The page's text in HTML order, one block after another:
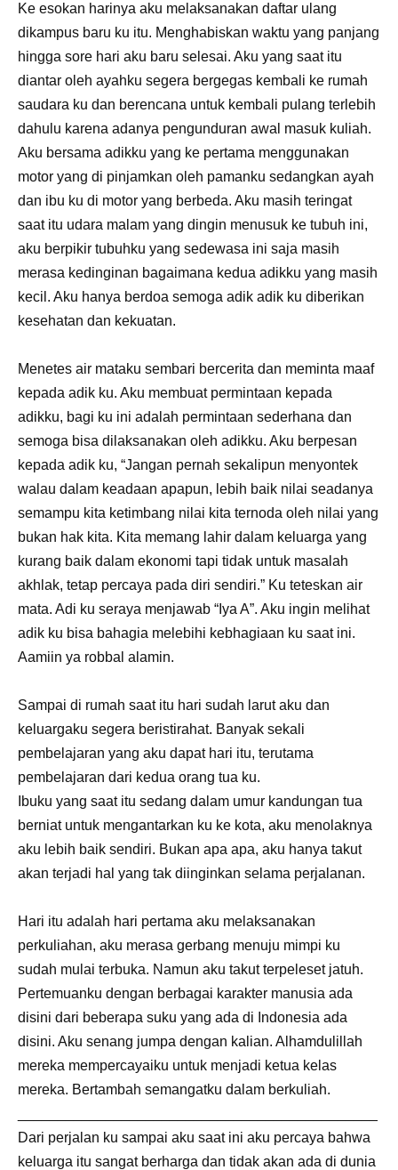
Ke esokan harinya aku melaksanakan daftar ulang
dikampus baru ku itu. Menghabiskan waktu yang panjang
hingga sore hari aku baru selesai. Aku yang saat itu
diantar oleh ayahku segera bergegas kembali ke rumah
saudara ku dan berencana untuk kembali pulang terlebih
dahulu karena adanya pengunduran awal masuk kuliah.
Aku bersama adikku yang ke pertama menggunakan
motor yang di pinjamkan oleh pamanku sedangkan ayah
dan ibu ku di motor yang berbeda. Aku masih teringat
saat itu udara malam yang dingin menusuk ke tubuh ini,
aku berpikir tubuhku yang sedewasa ini saja masih
merasa kedinginan bagaimana kedua adikku yang masih
kecil. Aku hanya berdoa semoga adik adik ku diberikan
kesehatan dan kekuatan.
Menetes air mataku sembari bercerita dan meminta maaf
kepada adik ku. Aku membuat permintaan kepada
adikku, bagi ku ini adalah permintaan sederhana dan
semoga bisa dilaksanakan oleh adikku. Aku berpesan
kepada adik ku, “Jangan pernah sekalipun menyontek
walau dalam keadaan apapun, lebih baik nilai seadanya
semampu kita ketimbang nilai kita ternoda oleh nilai yang
bukan hak kita. Kita memang lahir dalam keluarga yang
kurang baik dalam ekonomi tapi tidak untuk masalah
akhlak, tetap percaya pada diri sendiri.” Ku teteskan air
mata. Adi ku seraya menjawab “Iya A”. Aku ingin melihat
adik ku bisa bahagia melebihi kebhagiaan ku saat ini.
Aamiin ya robbal alamin.
Sampai di rumah saat itu hari sudah larut aku dan
keluargaku segera beristirahat. Banyak sekali
pembelajaran yang aku dapat hari itu, terutama
pembelajaran dari kedua orang tua ku.
Ibuku yang saat itu sedang dalam umur kandungan tua
berniat untuk mengantarkan ku ke kota, aku menolaknya
aku lebih baik sendiri. Bukan apa apa, aku hanya takut
akan terjadi hal yang tak diinginkan selama perjalanan.
Hari itu adalah hari pertama aku melaksanakan
perkuliahan, aku merasa gerbang menuju mimpi ku
sudah mulai terbuka. Namun aku takut terpeleset jatuh.
Pertemuanku dengan berbagai karakter manusia ada
disini dari beberapa suku yang ada di Indonesia ada
disini. Aku senang jumpa dengan kalian. Alhamdulillah
mereka mempercayaiku untuk menjadi ketua kelas
mereka. Bertambah semangatku dalam berkuliah.
Dari perjalan ku sampai aku saat ini aku percaya bahwa
keluarga itu sangat berharga dan tidak akan ada di dunia